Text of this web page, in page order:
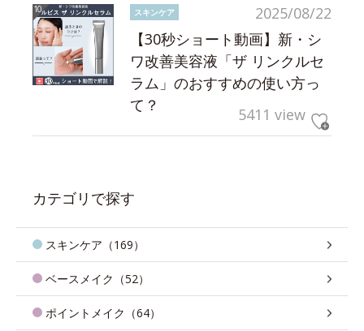
2025/08/22
スキンケア
【30秒ショート動画】新・シ
ワ改善美容液「ザ リンクルセ
ラム」のおすすめの使い方っ
て？
5411 view
カテゴリで探す
スキンケア（169）
ベースメイク（52）
ポイントメイク（64）